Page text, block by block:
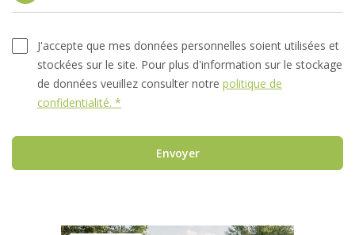
J'accepte que mes données personnelles soient utilisées et
stockées sur le site. Pour plus d'information sur le stockage
de données veuillez consulter notre politique de
confidentialité. *
Envoyer